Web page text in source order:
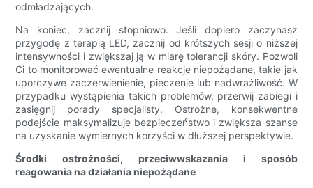
odmładzających.
Na koniec, zacznij stopniowo. Jeśli dopiero zaczynasz
przygodę z terapią LED, zacznij od krótszych sesji o niższej
intensywności i zwiększaj ją w miarę tolerancji skóry. Pozwoli
Ci to monitorować ewentualne reakcje niepożądane, takie jak
uporczywe zaczerwienienie, pieczenie lub nadwrażliwość. W
przypadku wystąpienia takich problemów, przerwij zabiegi i
zasięgnij porady specjalisty. Ostrożne, konsekwentne
podejście maksymalizuje bezpieczeństwo i zwiększa szanse
na uzyskanie wymiernych korzyści w dłuższej perspektywie.
Środki ostrożności, przeciwwskazania i sposób
reagowania na działania niepożądane